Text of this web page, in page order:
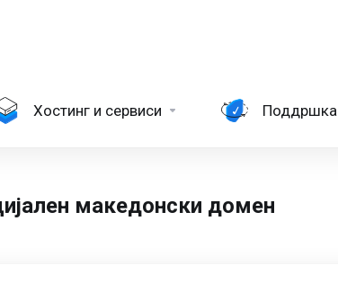
Хостинг и сервиси Поддршка
македонски домен